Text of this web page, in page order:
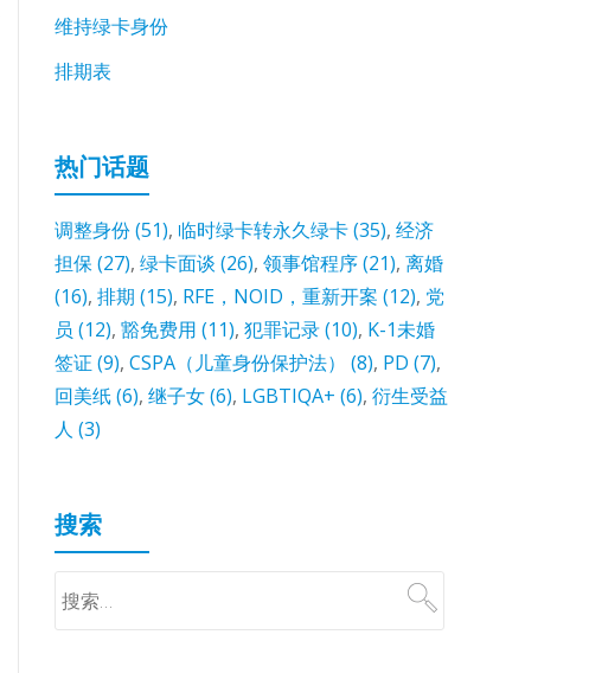
维持绿卡身份
排期表
热门话题
调整身份(51), 临时绿卡转永久绿卡(35), 经济
担保(27), 绿卡面谈 (26), 领事馆程序(21), 离婚
(16), 排期 (15), RFE，NOID，重新开案 (12), 党
员 (12), 豁免费用 (11), 犯罪记录(10), K-1未婚
签证 (9), CSPA（儿童身份保护法） (8), PD (7),
回美纸(6), 继子女(6), LGBTIQA+ (6), 衍生受益
人 (3)
搜索